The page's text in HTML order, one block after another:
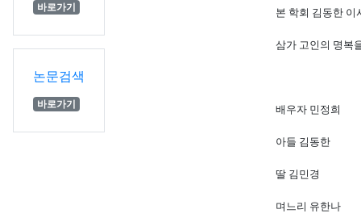
바로가기
논문검색
바로가기
본 학회 김동한 이
삼가 고인의 명복
배우자 민정희
아들 김동한
딸 김민경
며느리 유한나